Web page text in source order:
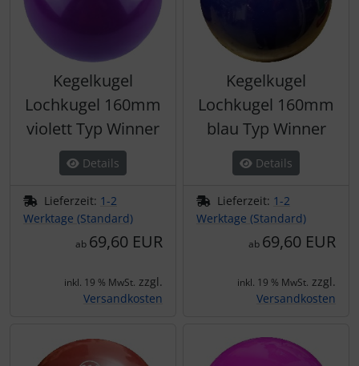
Kegelkugel
Lochkugel 160mm
violett Typ Winner
Details
Lieferzeit: 1-2
Werktage (Standard)
ab 69,60 EUR
inkl. 19 % MwSt. zzgl.
Versandkosten
Kegelkugel
Lochkugel 160mm
blau Typ Winner
Details
Lieferzeit: 1-2
Werktage (Standard)
ab 69,60 EUR
inkl. 19 % MwSt. zzgl.
Versandkosten